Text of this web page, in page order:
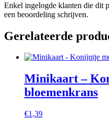
Enkel ingelogde klanten die dit
een beoordeling schrijven.
Gerelateerde
Minikaart –
bloemenkrans
€1,39